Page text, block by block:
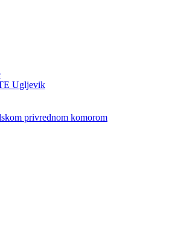
Ugljevik
privrednom komorom